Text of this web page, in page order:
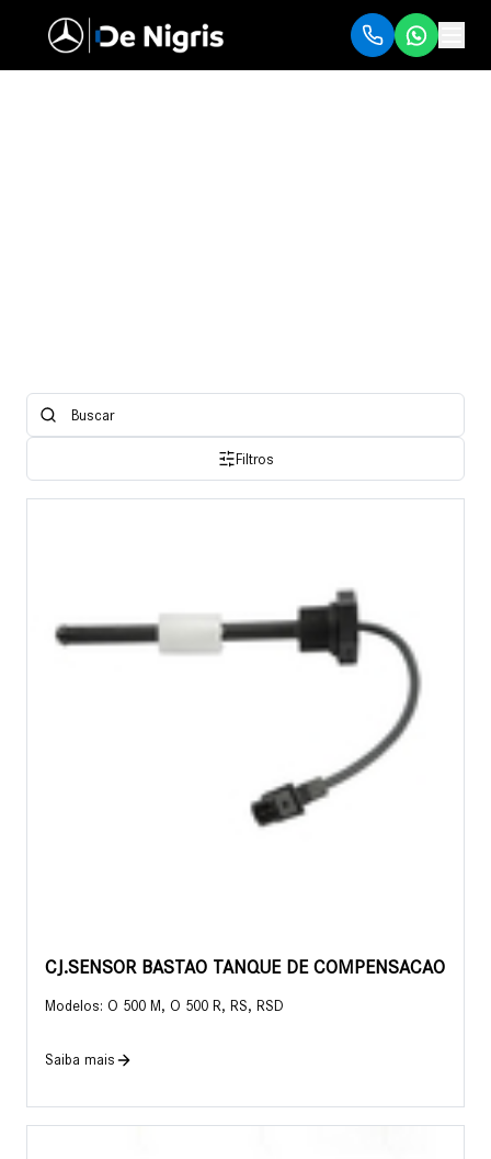
Filtros
CJ.SENSOR BASTAO TANQUE DE COMPENSACAO
Modelos: O 500 M, O 500 R, RS, RSD
Saiba mais